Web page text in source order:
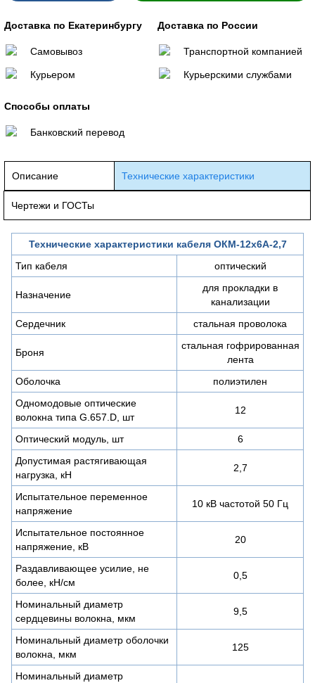
Доставка по Екатеринбургу
Самовывоз
Курьером
Доставка по России
Транспортной компанией
Курьерскими службами
Способы оплаты
Банковский перевод
Описание Технические характеристики
Чертежи и ГОСТы
Технические характеристики кабеля ОКМ-12х6А-2,7
Тип кабеля
оптический
Назначение
для прокладки в
канализации
Сердечник
стальная проволока
Броня
стальная гофрированная
лента
Оболочка
полиэтилен
Одномодовые оптические
волокна типа G.657.D, шт
12
Оптический модуль, шт
6
Допустимая растягивающая
нагрузка, кН
2,7
Испытательное переменное
напряжение
10 кВ частотой 50 Гц
Испытательное постоянное
напряжение, кВ
20
Раздавливающее усилие, не
более, кН/см
0,5
Номинальный диаметр
сердцевины волокна, мкм
9,5
Номинальный диаметр оболочки
волокна, мкм
125
Номинальный диаметр